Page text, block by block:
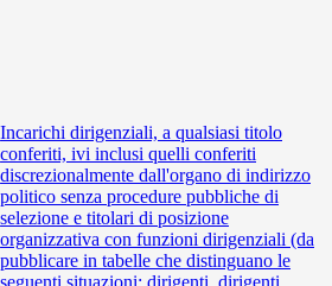
Incarichi dirigenziali, a qualsiasi titolo
conferiti, ivi inclusi quelli conferiti
discrezionalmente dall'organo di indirizzo
politico senza procedure pubbliche di
selezione e titolari di posizione
organizzativa con funzioni dirigenziali (da
pubblicare in tabelle che distinguano le